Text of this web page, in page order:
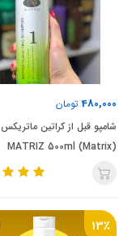
480,000تومان
شامپو قبل از کراتین ماتریکس
MATRIZ 500ml (Matrix)
13٪